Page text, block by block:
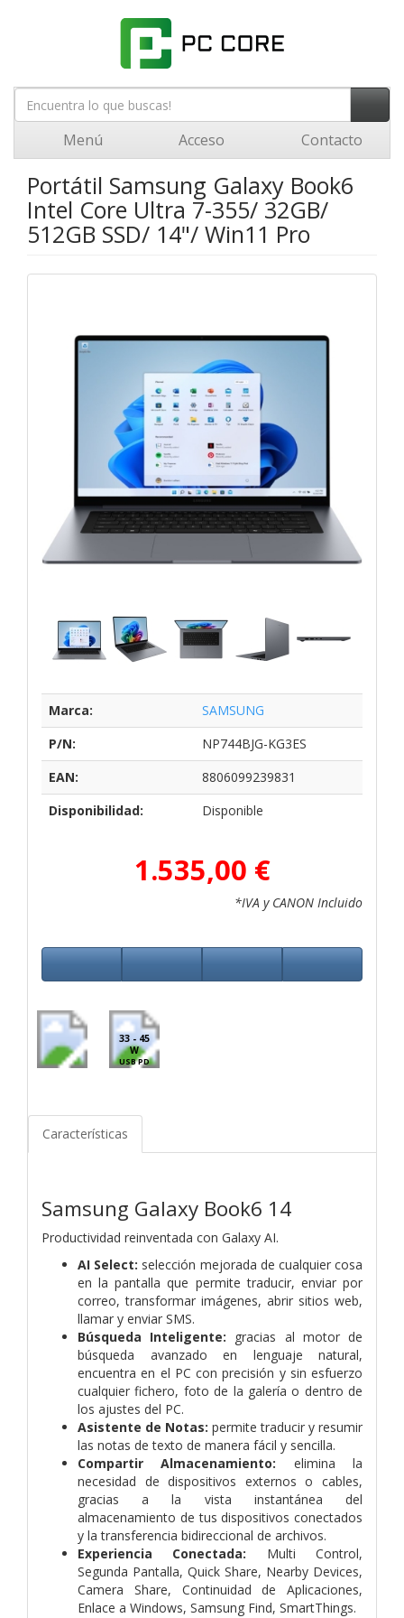
Menú Acceso Contacto
Portátil Samsung Galaxy Book6
Intel Core Ultra 7-355/ 32GB/
512GB SSD/ 14"/ Win11 Pro
Marca:
SAMSUNG
P/N:
NP744BJG-KG3ES
EAN:
8806099239831
Disponibilidad:
Disponible
1.535,00 €
*IVA y CANON Incluido
33 - 45
W
USB PD
Características
Samsung Galaxy Book6 14
Productividad reinventada con Galaxy AI.
AI Select: selección mejorada de cualquier cosa
en la pantalla que permite traducir, enviar por
correo, transformar imágenes, abrir sitios web,
llamar y enviar SMS.
Búsqueda Inteligente: gracias al motor de
búsqueda avanzado en lenguaje natural,
encuentra en el PC con precisión y sin esfuerzo
cualquier fichero, foto de la galería o dentro de
los ajustes del PC.
Asistente de Notas: permite traducir y resumir
las notas de texto de manera fácil y sencilla.
Compartir Almacenamiento: elimina la
necesidad de dispositivos externos o cables,
gracias a la vista instantánea del
almacenamiento de tus dispositivos conectados
y la transferencia bidireccional de archivos.
Experiencia Conectada: Multi Control,
Segunda Pantalla, Quick Share, Nearby Devices,
Camera Share, Continuidad de Aplicaciones,
Enlace a Windows, Samsung Find, SmartThings.